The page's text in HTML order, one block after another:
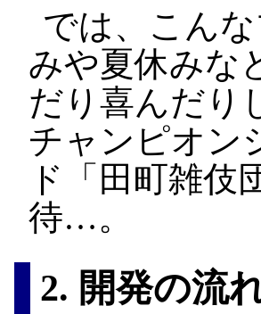
では、こん
みや夏休みな
だり喜んだり
チャンピオン
ド「田町雑伎
待…。
2. 開発の流